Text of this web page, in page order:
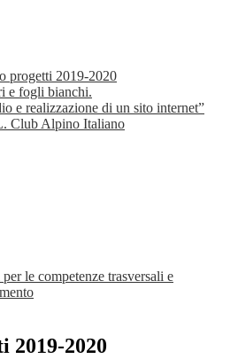
progetti 2019-2020
e fogli bianchi.
e realizzazione di un sito internet”
Club Alpino Italiano
le competenze trasversali e
2019-2020